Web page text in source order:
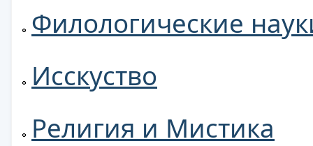
Филологические
Исскуство
Религия и Мистика